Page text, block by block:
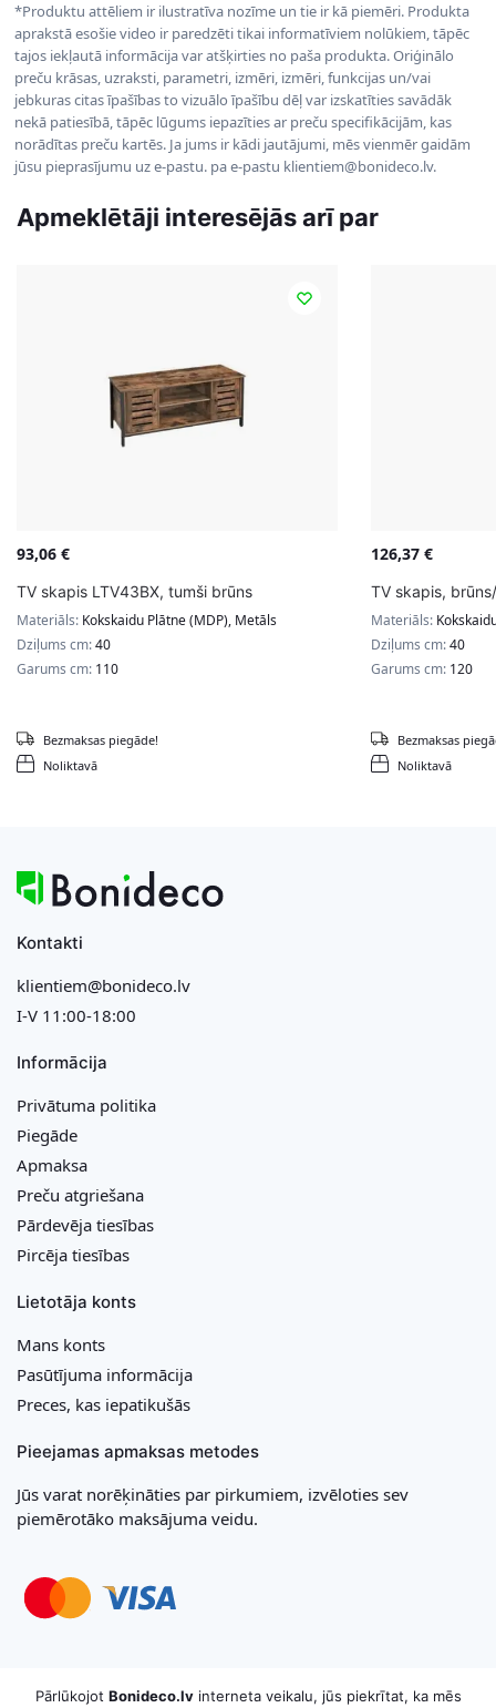
*Produktu attēliem ir ilustratīva nozīme un tie ir kā piemēri. Produkta
aprakstā esošie video ir paredzēti tikai informatīviem nolūkiem, tāpēc
tajos iekļautā informācija var atšķirties no paša produkta. Oriģinālo
preču krāsas, uzraksti, parametri, izmēri, izmēri, funkcijas un/vai
jebkuras citas īpašības to vizuālo īpašību dēļ var izskatīties savādāk
nekā patiesībā, tāpēc lūgums iepazīties ar preču specifikācijām, kas
norādītas preču kartēs. Ja jums ir kādi jautājumi, mēs vienmēr gaidām
jūsu pieprasījumu uz e-pastu. pa e-pastu klientiem@bonideco.lv.
Apmeklētāji interesējās arī par
93,06 €
TV skapis LTV43BX, tumši brūns
Materiāls: Kokskaidu Plātne (MDP), Metāls
Dziļums cm:40
Garums cm: 110
Noliktavā
Bezmaksas piegāde!
126,37 €
TV skapis,
Materiāls:
Dziļums cm:40
Garums cm: 120
Noliktavā
Bezmaksas
Kontakti
klientiem@bonideco.lv
I-V 11:00-18:00
Informācija
Privātuma politika
Piegāde
Apmaksa
Preču atgriešana
Pārdevēja tiesības
Pircēja tiesības
Lietotāja konts
Mans konts
Pasūtījuma informācija
Preces, kas iepatikušās
Pieejamas apmaksas metodes
Jūs varat norēķināties par pirkumiem, izvēloties sev
piemērotāko maksājuma veidu.
Pārlūkojot Bonideco.lvinterneta veikalu, jūs piekrītat, ka mēs